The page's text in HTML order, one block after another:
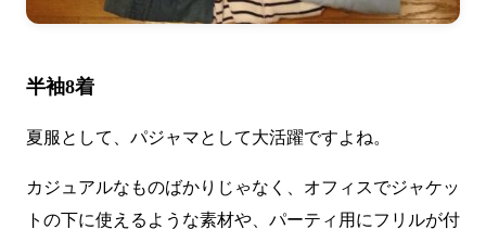
半袖8着
夏服として、パジャマとして大活躍ですよね。
カジュアルなものばかりじゃなく、オフィスでジャケッ
トの下に使えるような素材や、パーティ用にフリルが付